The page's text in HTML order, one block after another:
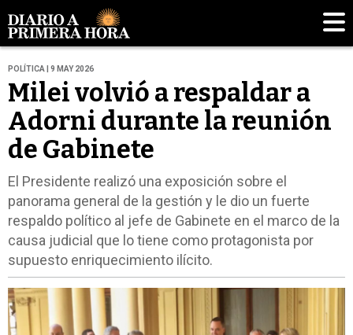
POLÍTICA | 9 MAY 2026
Milei volvió a respaldar a
Adorni durante la reunión
de Gabinete
El Presidente realizó una exposición sobre el
panorama general de la gestión y le dio un fuerte
respaldo político al jefe de Gabinete en el marco de la
causa judicial que lo tiene como protagonista por
supuesto enriquecimiento ilícito.